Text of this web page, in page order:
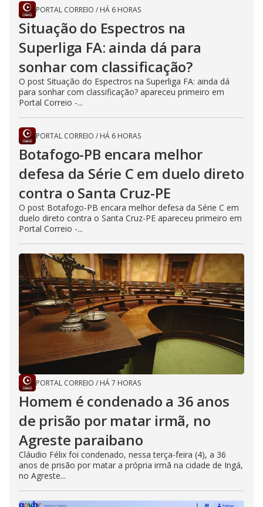
PORTAL CORREIO / HÁ 6 HORAS
Situação do Espectros na
Superliga FA: ainda dá para
sonhar com classificação?
O post Situação do Espectros na Superliga FA: ainda dá
para sonhar com classificação? apareceu primeiro em
Portal Correio -...
PORTAL CORREIO / HÁ 6 HORAS
Botafogo-PB encara melhor
defesa da Série C em duelo direto
contra o Santa Cruz-PE
O post Botafogo-PB encara melhor defesa da Série C em
duelo direto contra o Santa Cruz-PE apareceu primeiro em
Portal Correio -...
PORTAL CORREIO / HÁ 7 HORAS
Homem é condenado a 36 anos
de prisão por matar irmã, no
Agreste paraibano
Cláudio Félix foi condenado, nessa terça-feira (4), a 36
anos de prisão por matar a própria irmã na cidade de Ingá,
no Agreste...